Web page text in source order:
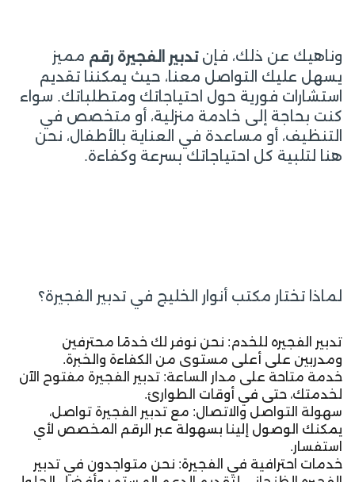
وناهيك عن ذلك، فإنتدبير الفجيرة رقم مميز
يسهل عليك التواصل معنا، حيث يمكننا تقديم
استشارات فورية حول احتياجاتك ومتطلباتك. سواء
كنت بحاجة إلى خادمة منزلية، أو متخصص في
التنظيف، أو مساعدة في العناية بالأطفال، نحن
هنا لتلبية كل احتياجاتك بسرعة وكفاءة.
لماذا تختار مكتب أنوار الخليج في تدبير الفجيرة؟
تدبير الفجيره للخدم: نحن نوفر لك خدمًا محترفين
ومدربين على أعلى مستوى من الكفاءة والخبرة.
خدمة متاحة على مدار الساعة: تدبير الفجيرة مفتوح الآن
لخدمتك، حتى في أوقات الطوارئ.
سهولة التواصل والاتصال: مع تدبير الفجيرة تواصل،
يمكنك الوصول إلينا بسهولة عبر الرقم المخصص لأي
استفسار.
خدمات احترافية في الفجيرة: نحن متواجدون في تدبير